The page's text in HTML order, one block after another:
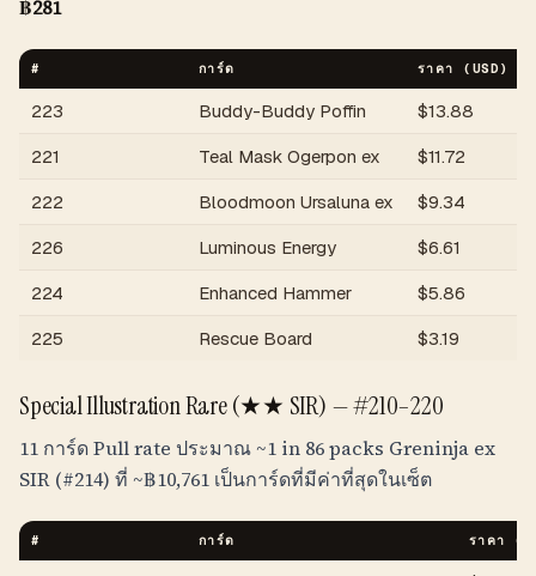
฿281
# การ์ด ราคา (USD)
223 Buddy-Buddy Poffin $13.88
221
Teal Mask Ogerpon ex $11.72
222
Bloodmoon Ursaluna ex $9.34
226
Luminous Energy $6.61
224
Enhanced Hammer $5.86
225
Rescue Board $3.19
Special Illustration Rare (★★ SIR) —#210–220
11 การ์ด Pull rate ประมาณ ~1 in 86 packs Greninja ex
SIR (#214) ที่ ~฿10,761 เป็นการ์ดที่มีค่าที่สุดในเซ็ต
# การ์ด ราคา